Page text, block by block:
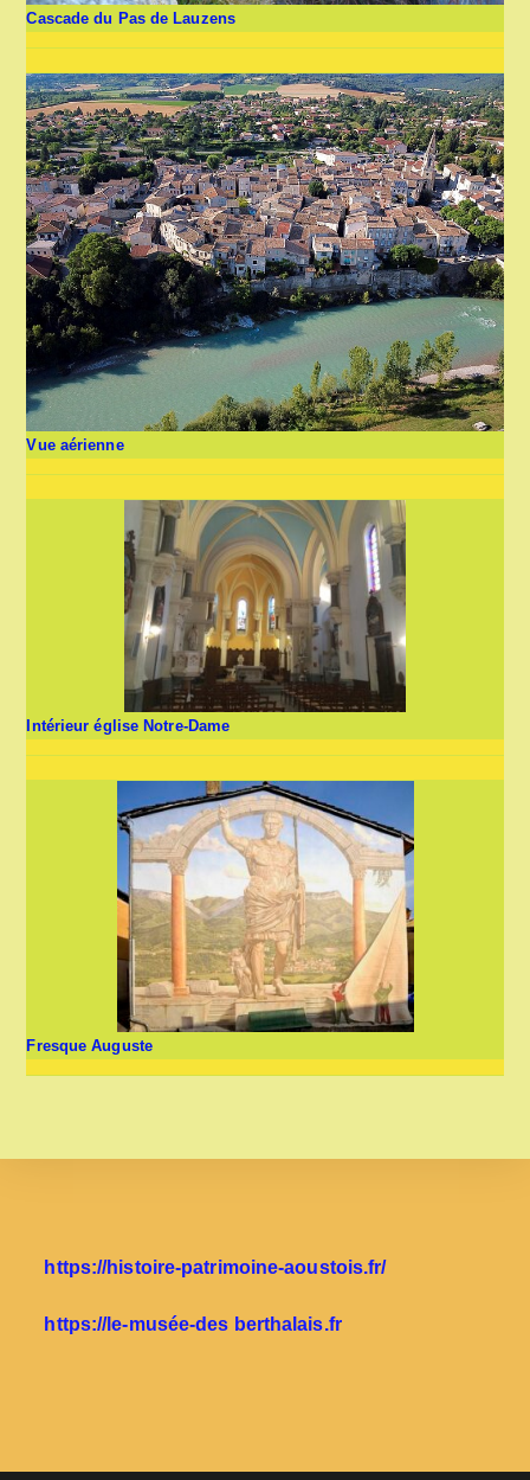
Cascade du Pas de Lauzens
Vue aérienne
Intérieur église Notre-Dame
Fresque Auguste
https://histoire-patrimoine-aoustois.fr/
https://le-musée-des berthalais.fr